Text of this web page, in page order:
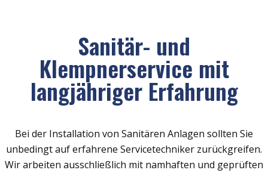
Sanitär- und
Klempnerservice mit
langjähriger Erfahrung
Bei der Installation von Sanitären Anlagen sollten Sie
unbedingt auf erfahrene Servicetechniker zurückgreifen.
Wir arbeiten ausschließlich mit namhaften und geprüften